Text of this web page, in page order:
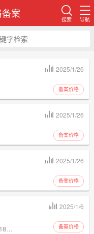
案
搜索 导航
字检索
2025/1/26
备案价格
2025/1/26
备案价格
2025/1/26
备案价格
2025/1/6
备案价格
中海悦江府楼盘16号、17号、18号楼154套住宅